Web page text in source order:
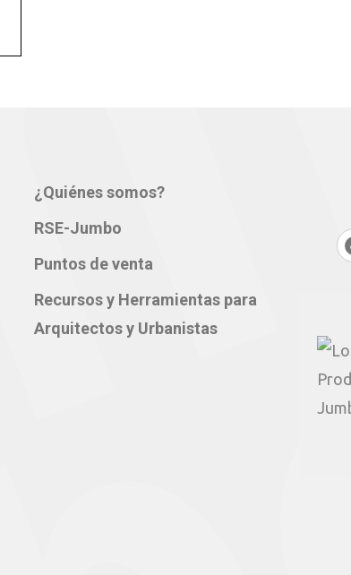
¿Quiénes somos?
RSE-Jumbo
Puntos de venta
Recursos y Herramientas para
Arquitectos y Urbanistas